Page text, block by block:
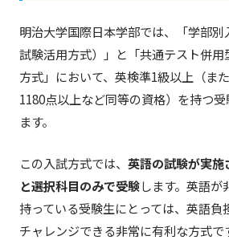
明治大学国際日本学部では、「学部
試験活用方式）」と「共通テスト併
方式」において、英検準1級以上（ま
1180点以上など同等の資格）を持つ
ます。
この入試方式では、 英語の試験が実施
と選択科目のみで受験します。英語
持っている受験生にとっては、英語負
チャレンジできる非常に有利な方式で